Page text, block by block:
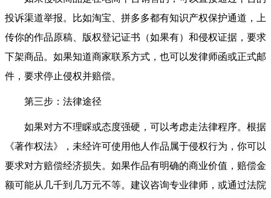
投诉渠道举报。比如淘宝、拼多多都有知识产权保护通道，上
传你的作品原稿、版权登记证书（如果有）和侵权证据，要求
下架商品。如果知道商家联系方式，也可以发律师函或正式邮
件，要求停止侵权并赔偿。
第三步：法律途径
如果对方不理睬或态度强硬，可以考虑走法律程序。根据
《著作权法》，未经许可使用他人作品属于侵权行为，你可以
要求对方赔偿经济损失。如果作品有明确的商业价值，赔偿金
额可能从几千到几万元不等。建议咨询专业律师，或通过法院